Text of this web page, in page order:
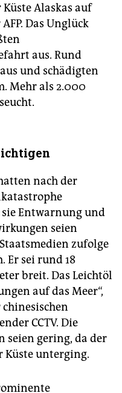
Küste Alaskas auf
Das Unglück
aus. Rund
und schädigten
Mehr als 2.000
nach der
Entwarnung und
seien
zufolge
Er sei rund 18
breit. Das Leichtöl
auf das Meer“,
CCTV. Die
seien gering, da der
Küste unterging.